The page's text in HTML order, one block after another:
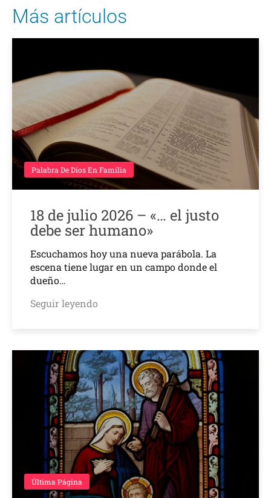
Más artículos
Palabra De Dios En Familia
18 de julio 2026 – «… el justo
debe ser humano»
Escuchamos hoy una nueva parábola. La
escena tiene lugar en un campo donde el
dueño…
Seguir leyendo
Última Página